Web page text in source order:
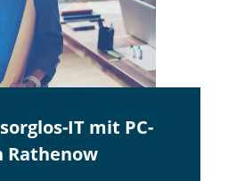
IT mit PC-
Rathenow